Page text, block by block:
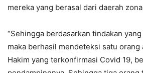
mereka yang berasal dari daerah
“Sehingga berdasarkan tindakan
maka berhasil mendeteksi satu orang
Hakim yang terkonfirmasi Covid 19,